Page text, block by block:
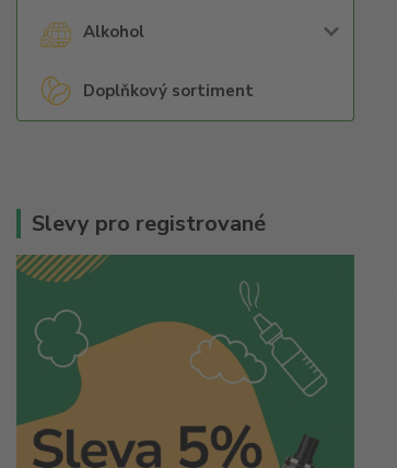
Alkohol
Doplňkový sortiment
Slevy pro registrované